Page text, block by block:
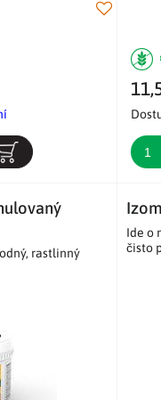
rastlinný
Ide o
čisto